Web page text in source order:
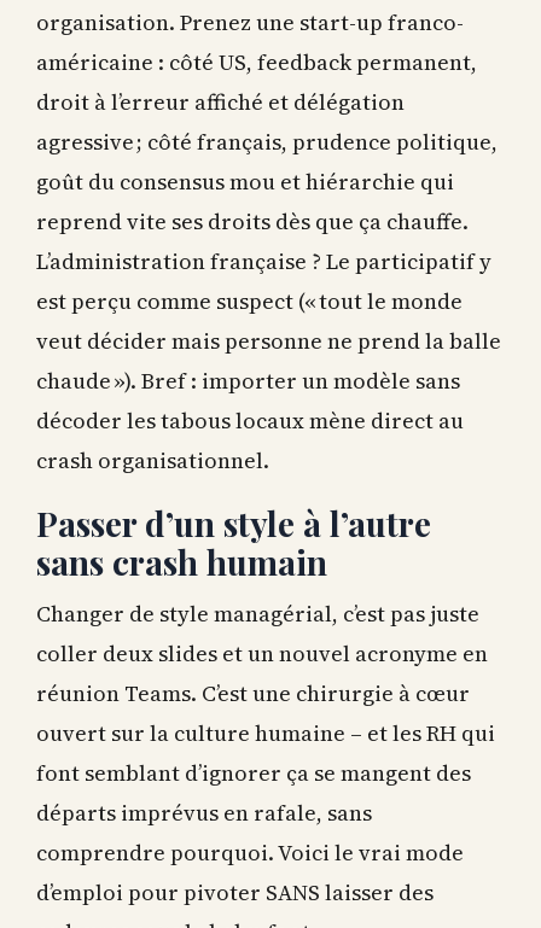
organisation. Prenez une start-up franco-
américaine : côté US, feedback permanent,
droit à l’erreur affiché et délégation
agressive ; côté français, prudence politique,
goût du consensus mou et hiérarchie qui
reprend vite ses droits dès que ça chauffe.
L’administration française ? Le participatif y
est perçu comme suspect (« tout le monde
veut décider mais personne ne prend la balle
chaude »). Bref : importer un modèle sans
décoder les tabous locaux mène direct au
crash organisationnel.
Passer d’un style à l’autre
sans crash humain
Changer de style managérial, c’est pas juste
coller deux slides et un nouvel acronyme en
réunion Teams. C’est une chirurgie à cœur
ouvert sur la culture humaine – et les RH qui
font semblant d’ignorer ça se mangent des
départs imprévus en rafale, sans
comprendre pourquoi. Voici le vrai mode
d’emploi pour pivoter SANS laisser des